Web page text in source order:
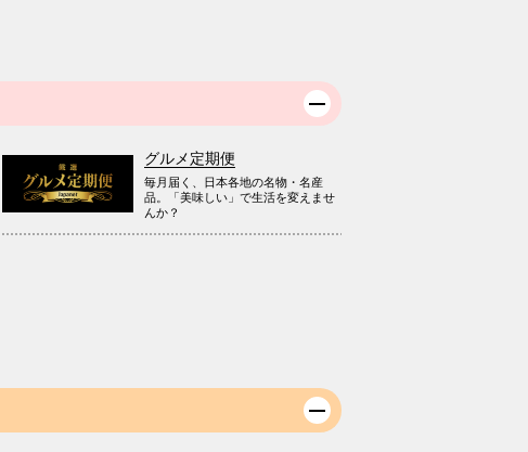
グルメ定期便
毎月届く、日本各地の名物・名産
品。「美味しい」で生活を変えませ
んか？